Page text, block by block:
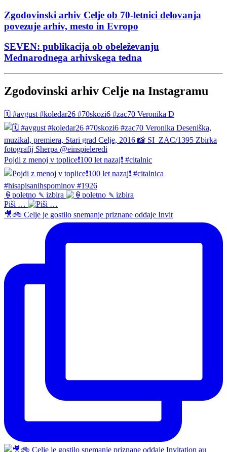
Zgodovinski arhiv Celje ob 70-letnici delovanja
povezuje arhiv, mesto in Evropo
SEVEN: publikacija ob obeleževanju
Mednarodnega arhivskega tedna
Zgodovinski arhiv Celje na Instagramu
🗓️ #avgust #koledar26 #70skozi6 #zac70 Veronika D
Pojdi z menoj v toplice❗️100 let nazaj❗️ #citalnic
🍦poletno 🍡izbira
Piši …
🎥🚲 Celje je gostilo snemanje priznane oddaje Invit